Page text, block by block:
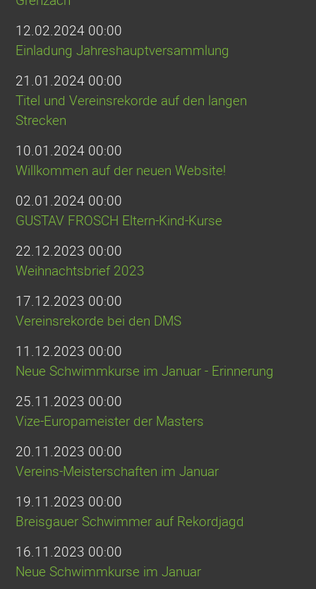
12.02.2024 00:00
Einladung Jahreshauptversammlung
21.01.2024 00:00
Titel und Vereinsrekorde auf den langen
Strecken
10.01.2024 00:00
Willkommen auf der neuen Website!
02.01.2024 00:00
GUSTAV FROSCH Eltern-Kind-Kurse
22.12.2023 00:00
Weihnachtsbrief 2023
17.12.2023 00:00
Vereinsrekorde bei den DMS
11.12.2023 00:00
Neue Schwimmkurse im Januar - Erinnerung
25.11.2023 00:00
Vize-Europameister der Masters
20.11.2023 00:00
Vereins-Meisterschaften im Januar
19.11.2023 00:00
Breisgauer Schwimmer auf Rekordjagd
16.11.2023 00:00
Neue Schwimmkurse im Januar